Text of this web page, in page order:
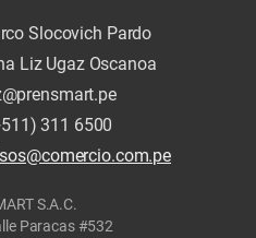
Slocovich Pardo
Liz Ugaz Oscanoa
311 6500
S.A.C.
Paracas #532